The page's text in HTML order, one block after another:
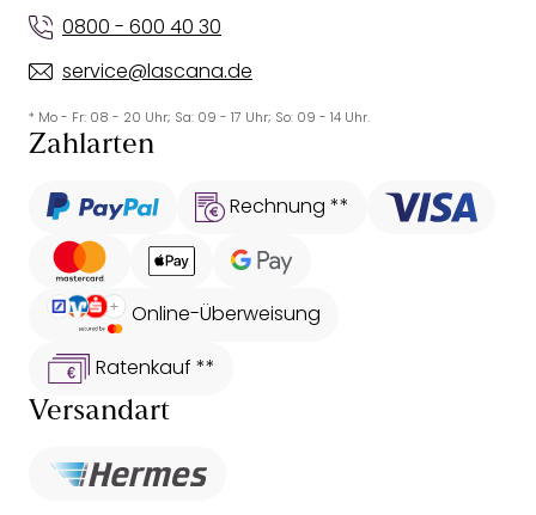
0800 - 600 40 30
service@lascana.de
* Mo - Fr: 08 - 20 Uhr; Sa: 09 - 17 Uhr; So: 09 - 14 Uhr.
Zahlarten
Rechnung **
Online-Überweisung
Ratenkauf **
Versandart